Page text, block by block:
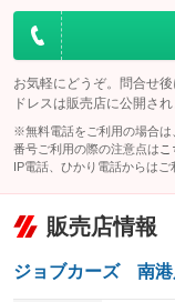
パワーウィンドウ
：装備なし
USB入力端子
：装備なし
100V電源
：装備なし
：装備なし
レンタカーアップ
：装備なし
電動格納ミラー
：装備なし
革シート
：装備なし
：装備なし
HID(キセノンライト)
バックカメラ
：装備なし
：装備なし
ローダウン
：装備なし
パワーシート
：装備なし
お気軽にどうぞ。問合せ
ドレスは販売店に公開され
※無料電話をご利用の場合は
番号ご利用の際の注意点は こ
IP電話、ひかり電話からはご
販売店情報
ジョブカーズ 南港